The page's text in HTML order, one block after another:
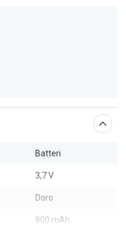
Batteri
3,7 V
Doro
800 mAh